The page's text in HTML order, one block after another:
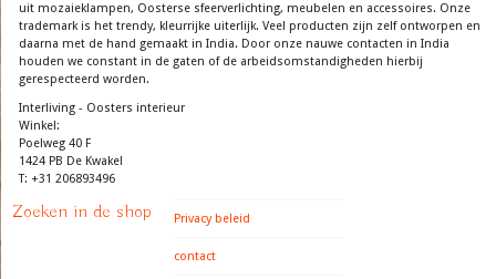
uit mozaieklampen, Oosterse sfeerverlichting, meubelen en accessoires. Onze
trademark is het trendy, kleurrijke uiterlijk. Veel producten zijn zelf ontworpen en
daarna met de hand gemaakt in India. Door onze nauwe contacten in India
houden we constant in de gaten of de arbeidsomstandigheden hierbij
gerespecteerd worden.
Interliving - Oosters interieur
Winkel:
Poelweg 40 F
1424 PB De Kwakel
T: +31 206893496
Zoeken in de shop Privacy beleid
contact